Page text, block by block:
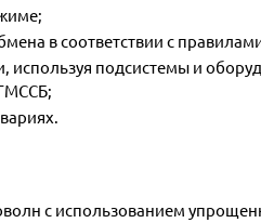
в соответствии с
используя подсистемы и
с использованием